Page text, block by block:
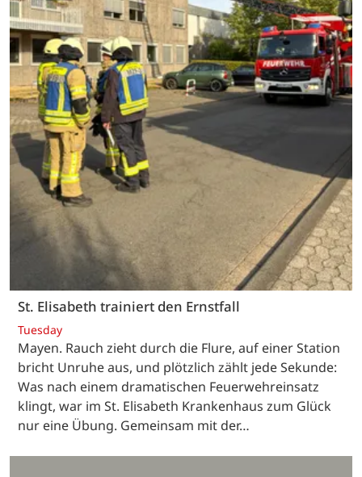
St. Elisabeth trainiert den Ernstfall
Tuesday
Mayen. Rauch zieht durch die Flure, auf einer Station
bricht Unruhe aus, und plötzlich zählt jede Sekunde:
Was nach einem dramatischen Feuerwehreinsatz
klingt, war im St. Elisabeth Krankenhaus zum Glück
nur eine Übung. Gemeinsam mit der…